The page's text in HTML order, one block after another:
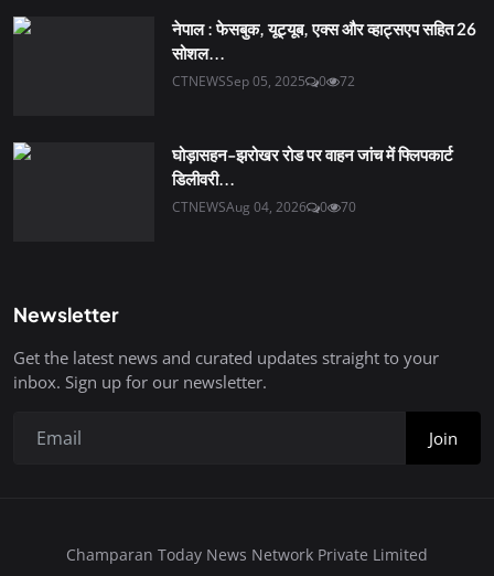
नेपाल : फेसबुक, यूट्यूब, एक्स और व्हाट्सएप सहित 26
सोशल...
CTNEWSSep 05, 2025 0 72
घोड़ासहन-झरोखर रोड पर वाहन जांच में फ्लिपकार्ट
डिलीवरी...
CTNEWSAug 04, 2026 0 70
Newsletter
Get the latest news and curated updates straight to your
inbox. Sign up for our newsletter.
Join
Champaran Today News Network Private Limited